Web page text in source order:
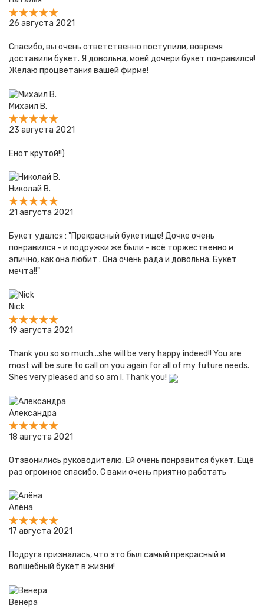
26 августа 2021
Спасибо, вы очень ответственно поступили, вовремя
доставили букет. Я довольна, моей дочери букет понравился!
Желаю процветания вашей фирме!
Михаил В.
23 августа 2021
Енот крутой!!)
Николай В.
21 августа 2021
Букет удался : "Прекрасный букетище! Дочке очень
понравился - и подружки же были - всё торжественно и
эпично, как она любит . Она очень рада и довольна. Букет
мечта!!"
Nick
19 августа 2021
Thank you so so much...she will be very happy indeed!! You are
most will be sure to call on you again for all of my future needs.
Shes very pleased and so am I. Thank you!
Александра
18 августа 2021
Отзвонились руководителю. Ей очень понравится букет. Ещё
раз огромное спасибо. С вами очень приятно работать
Алёна
17 августа 2021
Подруга призналась, что это был самый прекрасный и
волшебный букет в жизни!
Венера